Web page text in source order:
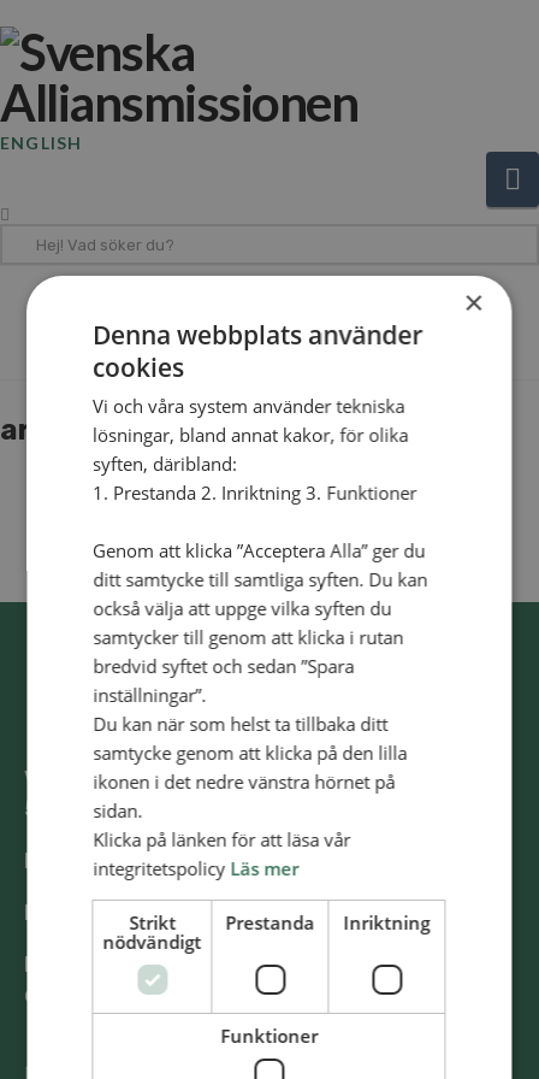
ENGLISH
söker
The Blog
artikel_steg-4-2018_egypten
Västra Storgatan 14
553 15 Jönköping
E-post: info@alliansmissionen.se
Fler kontaktuppgifter >
Report irregularities / Rapportera
oegentligheter >
×
Denna webbplats använder
cookies
Vi och våra system använder tekniska
lösningar, bland annat kakor, för olika
syften, däribland:
1. Prestanda 2. Inriktning 3. Funktioner
Genom att klicka ”Acceptera Alla” ger du
ditt samtycke till samtliga syften. Du kan
också välja att uppge vilka syften du
samtycker till genom att klicka i rutan
bredvid syftet och sedan ”Spara
inställningar”.
Du kan när som helst ta tillbaka ditt
samtycke genom att klicka på den lilla
ikonen i det nedre vänstra hörnet på
sidan.
Klicka på länken för att läsa vår
integritetspolicy Läs mer
Strikt
nödvändigt
Prestanda Inriktning
Funktioner